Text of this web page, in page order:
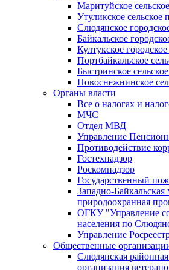
Маритуйское
Утуликское сельское
Слюдянское
Байкальское
Култукское
Портбайкальское
Быстринское
Новоснежнинское
Органы власти
Все о налогах и
МЧС
Отдел МВД
Управление
Противодействие
Гостехнадзор
Роскомнадзор
Государственный
Западно-
природоохранная
ОГКУ "Управление
населения по
Управление
Общественные
Слюдянская
организация